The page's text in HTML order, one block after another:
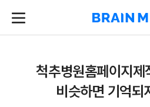
척추병원홈페이지제
비슷하면 기억되